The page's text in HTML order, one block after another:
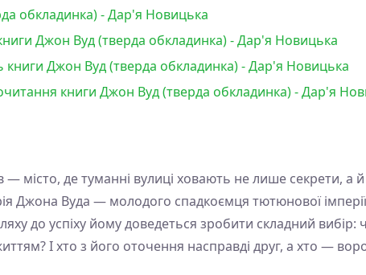
обкладинка) - Дар'я Новицька
Джон Вуд (тверда обкладинка) - Дар'я Новицька
Джон Вуд (тверда обкладинка) - Дар'я Новицька
книги Джон Вуд (тверда обкладинка) - Дар'я
— місто, де туманні вулиці ховають не лише секрети, а й
Джона Вуда — молодого спадкоємця тютюнової
до успіху йому доведеться зробити складний
І хто з його оточення насправді друг, а хто —